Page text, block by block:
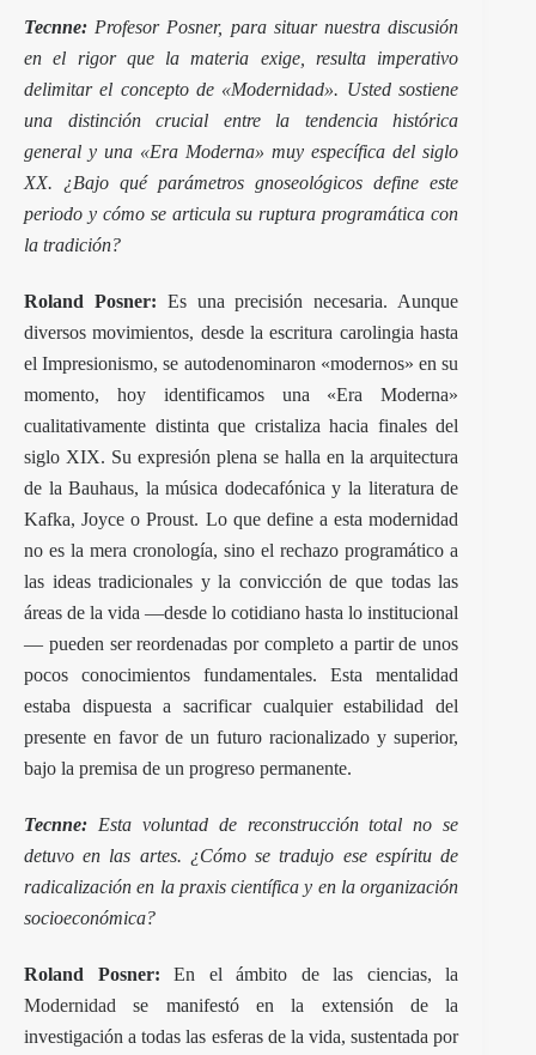
Tecnne: Profesor Posner, para situar nuestra discusión
en el rigor que la materia exige, resulta imperativo
delimitar el concepto de «Modernidad». Usted sostiene
una distinción crucial entre la tendencia histórica
general y una «Era Moderna» muy específica del siglo
XX. ¿Bajo qué parámetros gnoseológicos define este
periodo y cómo se articula su ruptura programática con
la tradición?
Roland Posner: Es una precisión necesaria. Aunque
diversos movimientos, desde la escritura carolingia hasta
el Impresionismo, se autodenominaron «modernos» en su
momento, hoy identificamos una «Era Moderna»
cualitativamente distinta que cristaliza hacia finales del
siglo XIX. Su expresión plena se halla en la arquitectura
de la Bauhaus, la música dodecafónica y la literatura de
Kafka, Joyce o Proust. Lo que define a esta modernidad
no es la mera cronología, sino el rechazo programático a
las ideas tradicionales y la convicción de que todas las
áreas de la vida —desde lo cotidiano hasta lo institucional
— pueden ser reordenadas por completo a partir de unos
pocos conocimientos fundamentales. Esta mentalidad
estaba dispuesta a sacrificar cualquier estabilidad del
presente en favor de un futuro racionalizado y superior,
bajo la premisa de un progreso permanente.
Tecnne: Esta voluntad de reconstrucción total no se
detuvo en las artes. ¿Cómo se tradujo ese espíritu de
radicalización en la praxis científica y en la organización
socioeconómica?
Roland Posner: En el ámbito de las ciencias, la
Modernidad se manifestó en la extensión de la
investigación a todas las esferas de la vida, sustentada por